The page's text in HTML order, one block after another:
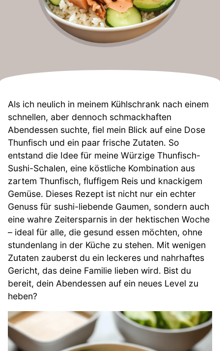
Als ich neulich in meinem Kühlschrank nach einem
schnellen, aber dennoch schmackhaften
Abendessen suchte, fiel mein Blick auf eine Dose
Thunfisch und ein paar frische Zutaten. So
entstand die Idee für meine Würzige Thunfisch-
Sushi-Schalen, eine köstliche Kombination aus
zartem Thunfisch, fluffigem Reis und knackigem
Gemüse. Dieses Rezept ist nicht nur ein echter
Genuss für sushi-liebende Gaumen, sondern auch
eine wahre Zeitersparnis in der hektischen Woche
– ideal für alle, die gesund essen möchten, ohne
stundenlang in der Küche zu stehen. Mit wenigen
Zutaten zauberst du ein leckeres und nahrhaftes
Gericht, das deine Familie lieben wird. Bist du
bereit, dein Abendessen auf ein neues Level zu
heben?